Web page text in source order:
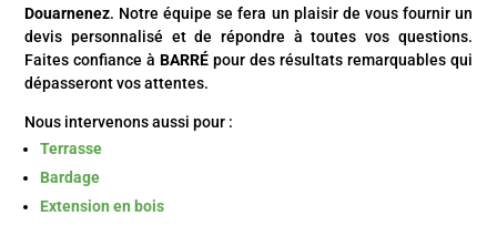
Douarnenez. Notre équipe se fera un plaisir de vous fournir un
devis personnalisé et de répondre à toutes vos questions.
Faites confiance àBARRÉ pour des résultats remarquables qui
dépasseront vos attentes.
Nous intervenons aussi pour :
Terrasse
Bardage
Extension en bois